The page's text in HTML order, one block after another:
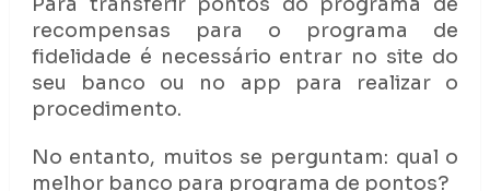
recompensas para o programa de
fidelidade é necessário entrar no site do
seu banco ou no app para realizar o
procedimento.
No entanto, muitos se perguntam: qual o
melhor banco para programa de pontos?